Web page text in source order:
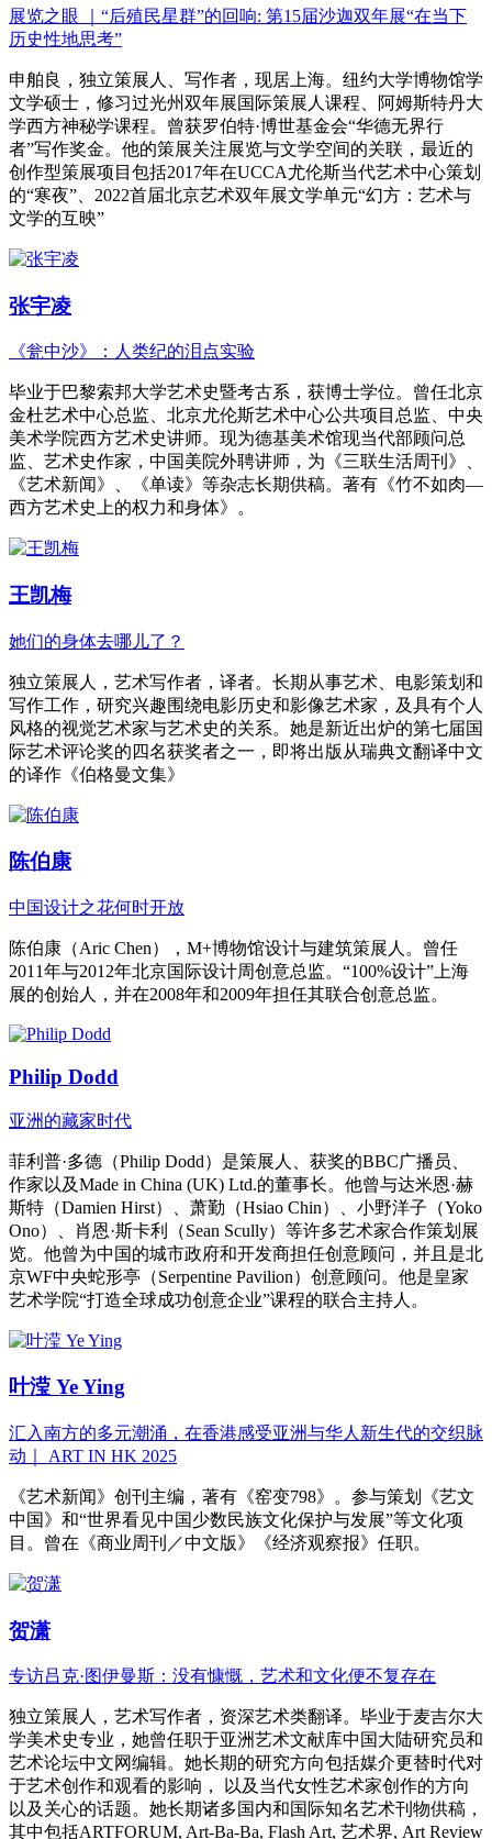
展览之眼 ｜“后殖民星群”的回响: 第15届沙迦双年展“在当下
历史性地思考”
申舶良，独立策展人、写作者，现居上海。纽约大学博物馆学
文学硕士，修习过光州双年展国际策展人课程、阿姆斯特丹大
学西方神秘学课程。曾获罗伯特·博世基金会“华德无界行
者”写作奖金。他的策展关注展览与文学空间的关联，最近的
创作型策展项目包括2017年在UCCA尤伦斯当代艺术中心策划
的“寒夜”、2022首届北京艺术双年展文学单元“幻方：艺术与
文学的互映”
张宇凌
《瓮中沙》：人类纪的泪点实验
毕业于巴黎索邦大学艺术史暨考古系，获博士学位。曾任北京
金杜艺术中心总监、北京尤伦斯艺术中心公共项目总监、中央
美术学院西方艺术史讲师。现为德基美术馆现当代部顾问总
监、艺术史作家，中国美院外聘讲师，为《三联生活周刊》、
《艺术新闻》、《单读》等杂志长期供稿。著有《竹不如肉—
西方艺术史上的权力和身体》。
王凯梅
她们的身体去哪儿了？
独立策展人，艺术写作者，译者。长期从事艺术、电影策划和
写作工作，研究兴趣围绕电影历史和影像艺术家，及具有个人
风格的视觉艺术家与艺术史的关系。她是新近出炉的第七届国
际艺术评论奖的四名获奖者之一，即将出版从瑞典文翻译中文
的译作《伯格曼文集》
陈伯康
中国设计之花何时开放
陈伯康（Aric Chen），M+博物馆设计与建筑策展人。曾任
2011年与2012年北京国际设计周创意总监。“100%设计”上海
展的创始人，并在2008年和2009年担任其联合创意总监。
Philip Dodd
亚洲的藏家时代
菲利普·多德（Philip Dodd）是策展人、获奖的BBC广播员、
作家以及Made in China (UK) Ltd.的董事长。他曾与达米恩·赫
斯特（Damien Hirst）、萧勤（Hsiao Chin）、小野洋子（Yoko
Ono）、肖恩·斯卡利（Sean Scully）等许多艺术家合作策划展
览。他曾为中国的城市政府和开发商担任创意顾问，并且是北
京WF中央蛇形亭（Serpentine Pavilion）创意顾问。他是皇家
艺术学院“打造全球成功创意企业”课程的联合主持人。
叶滢 Ye Ying
汇入南方的多元潮涌，在香港感受亚洲与华人新生代的交织脉
动｜ ART IN HK 2025
《艺术新闻》创刊主编，著有《窑变798》。参与策划《艺文
中国》和“世界看见中国少数民族文化保护与发展”等文化项
目。曾在《商业周刊／中文版》《经济观察报》任职。
贺潇
专访吕克·图伊曼斯：没有慷慨，艺术和文化便不复存在
独立策展人，艺术写作者，资深艺术类翻译。毕业于麦吉尔大
学美术史专业，她曾任职于亚洲艺术文献库中国大陆研究员和
艺术论坛中文网编辑。她长期的研究方向包括媒介更替时代对
于艺术创作和观看的影响， 以及当代女性艺术家创作的方向
以及关心的话题。她长期诸多国内和国际知名艺术刊物供稿，
其中包括ARTFORUM, Art-Ba-Ba, Flash Art, 艺术界, Art Review